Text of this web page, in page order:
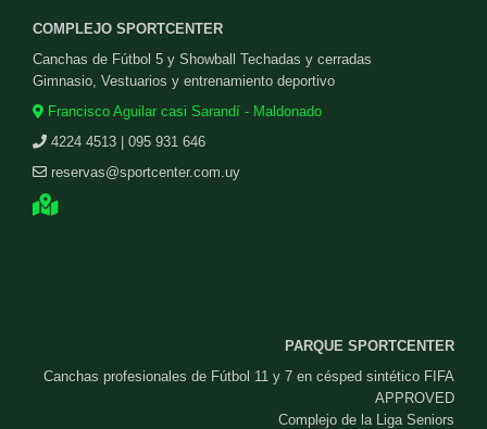
COMPLEJO SPORTCENTER
Canchas de Fútbol 5 y Showball Techadas y cerradas
Gimnasio, Vestuarios y entrenamiento deportivo
Francisco Aguilar casi Sarandí - Maldonado
4224 4513 | 095 931 646
reservas@sportcenter.com.uy
PARQUE SPORTCENTER
Canchas profesionales de Fútbol 11 y 7 en césped sintético FIFA
APPROVED
Complejo de la Liga Seniors